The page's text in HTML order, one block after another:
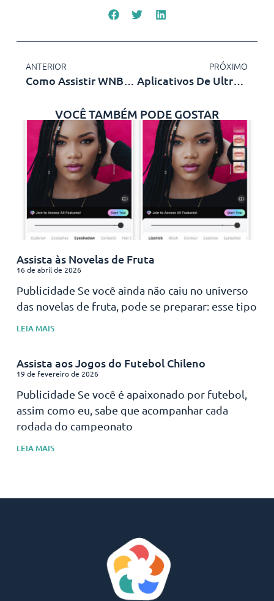
ANTERIOR
Como Assistir WNBA Ao Vivo
PRÓXIMO
Aplicativos De Ultrassom Para Celular
VOCÊ TAMBÉM PODE GOSTAR
Assista às Novelas de Fruta
16 de abril de 2026
Publicidade Se você ainda não caiu no universo
das novelas de fruta, pode se preparar: esse tipo
LEIA MAIS
Assista aos Jogos do Futebol Chileno
19 de fevereiro de 2026
Publicidade Se você é apaixonado por futebol,
assim como eu, sabe que acompanhar cada
rodada do campeonato
LEIA MAIS